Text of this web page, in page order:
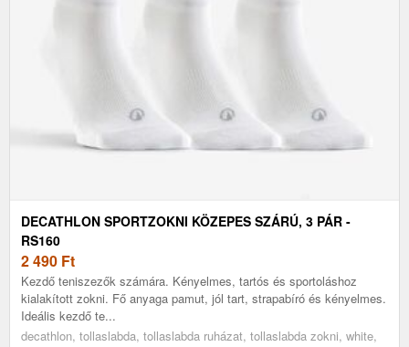
DECATHLON SPORTZOKNI KÖZEPES SZÁRÚ, 3 PÁR -
RS160
2 490 Ft
Kezdő teniszezők számára. Kényelmes, tartós és sportoláshoz
kialakított zokni. Fő anyaga pamut, jól tart, strapabíró és kényelmes.
Ideális kezdő te...
decathlon, tollaslabda, tollaslabda ruházat, tollaslabda zokni, white,